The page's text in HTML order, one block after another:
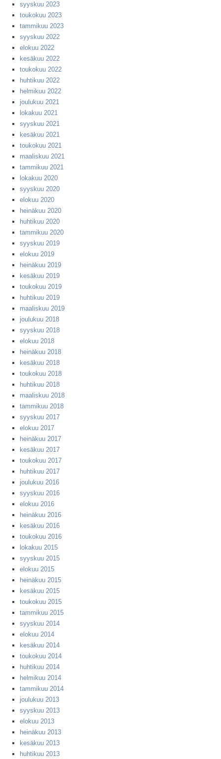
syyskuu 2023
toukokuu 2023
tammikuu 2023
syyskuu 2022
elokuu 2022
kesäkuu 2022
toukokuu 2022
huhtikuu 2022
helmikuu 2022
joulukuu 2021
lokakuu 2021
syyskuu 2021
kesäkuu 2021
toukokuu 2021
maaliskuu 2021
tammikuu 2021
lokakuu 2020
syyskuu 2020
elokuu 2020
heinäkuu 2020
huhtikuu 2020
tammikuu 2020
syyskuu 2019
elokuu 2019
heinäkuu 2019
kesäkuu 2019
toukokuu 2019
huhtikuu 2019
maaliskuu 2019
joulukuu 2018
syyskuu 2018
elokuu 2018
heinäkuu 2018
kesäkuu 2018
toukokuu 2018
huhtikuu 2018
maaliskuu 2018
tammikuu 2018
syyskuu 2017
elokuu 2017
heinäkuu 2017
kesäkuu 2017
toukokuu 2017
huhtikuu 2017
joulukuu 2016
syyskuu 2016
elokuu 2016
heinäkuu 2016
kesäkuu 2016
toukokuu 2016
lokakuu 2015
syyskuu 2015
elokuu 2015
heinäkuu 2015
kesäkuu 2015
toukokuu 2015
tammikuu 2015
syyskuu 2014
elokuu 2014
kesäkuu 2014
toukokuu 2014
huhtikuu 2014
helmikuu 2014
tammikuu 2014
joulukuu 2013
syyskuu 2013
elokuu 2013
heinäkuu 2013
kesäkuu 2013
huhtikuu 2013